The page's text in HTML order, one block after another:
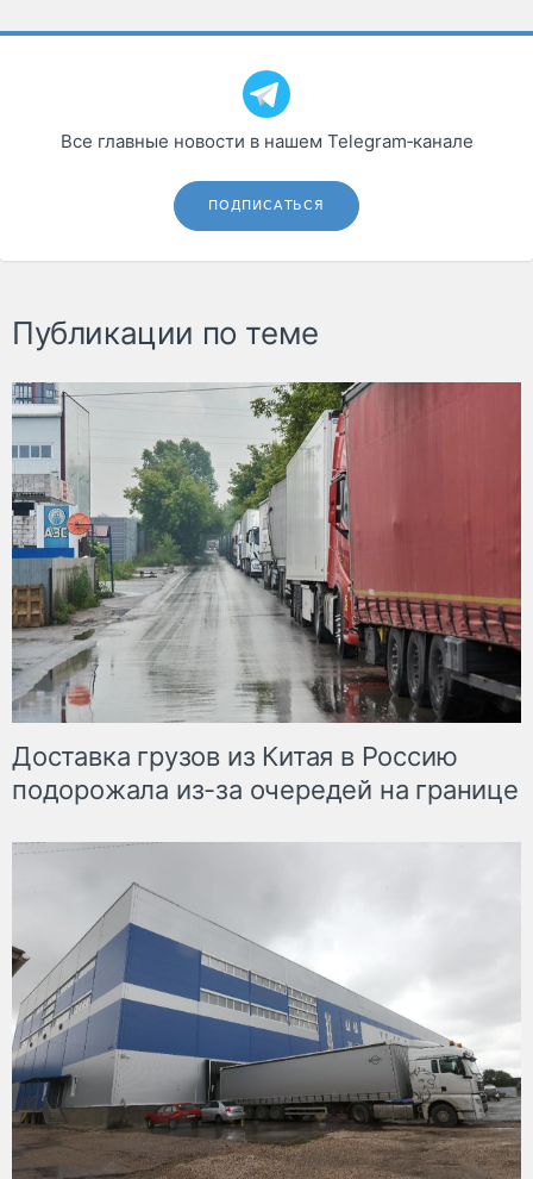
Все главные новости в нашем Telegram‑канале
ПОДПИСАТЬСЯ
Публикации по теме
Доставка грузов из Китая в Россию
подорожала из-за очередей на границе